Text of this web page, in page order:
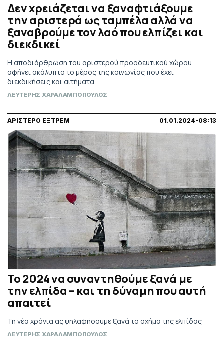
Δεν χρειάζεται να ξαναφτιάξουμε
την αριστερά ως ταμπέλα αλλά να
ξαναβρούμε τον λαό που ελπίζει και
διεκδικεί
Η αποδιάρθρωση του αριστερού προοδευτικού χώρου
αφήνει ακάλυπτο το μέρος της κοινωνίας που έχει
διεκδικήσεις και αιτήματα
ΛΕΥΤΕΡΗΣ ΧΑΡΑΛΑΜΠΟΠΟΥΛΟΣ
ΑΡΙΣΤΕΡΟ ΕΞΤΡΕΜ 01.01.2024-08:13
Το 2024 να συναντηθούμε ξανά με
την ελπίδα – και τη δύναμη που αυτή
απαιτεί
Τη νέα χρόνια ας ψηλαφήσουμε ξανά το σχήμα της ελπίδας
ΛΕΥΤΕΡΗΣ ΧΑΡΑΛΑΜΠΟΠΟΥΛΟΣ